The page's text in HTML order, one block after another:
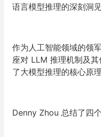
语言模型推理的深刻洞见
作为人工智能领域的领
座对 LLM 推理机制及
了大模型推理的核心原
Denny Zhou 总结了 四